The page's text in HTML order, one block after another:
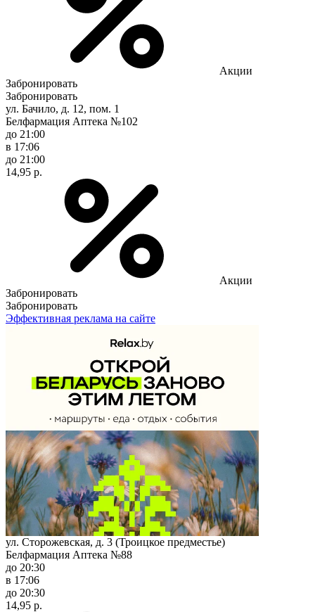
Акции
Забронировать
Забронировать
ул. Бачило, д. 12, пом. 1
Белфармация Аптека №102
до 21:00
в 17:06
до 21:00
14,95 р.
Акции
Забронировать
Забронировать
Эффективная реклама на сайте
ул. Сторожевская, д. 3 (Троицкое предместье)
Белфармация Аптека №88
до 20:30
в 17:06
до 20:30
14,95 р.